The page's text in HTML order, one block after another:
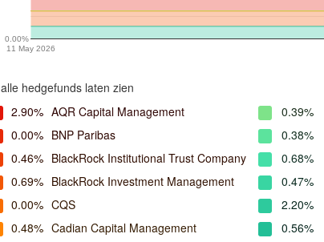
11 May 2026
0.00%
alle hedgefunds laten zien
2.90% AQR Capital Management
0.00% BNP Paribas
0.46% BlackRock Institutional Trust Company
0.69% BlackRock Investment Management
0.00% CQS
0.48% Cadian Capital Management
0.39%
0.38%
0.68%
0.47%
2.20%
0.56%